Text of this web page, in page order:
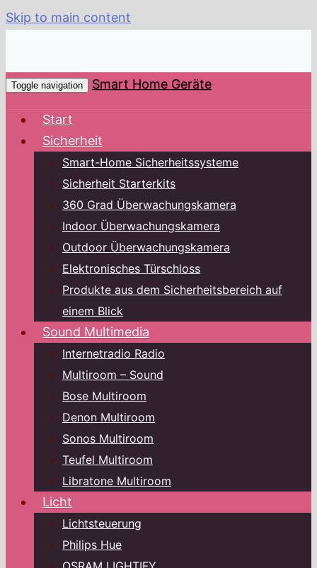
Skip to main content
Toggle navigation Smart Home Geräte
Start
Sicherheit
Smart-Home Sicherheitssysteme
Sicherheit Starterkits
360 Grad Überwachungskamera
Indoor Überwachungskamera
Outdoor Überwachungskamera
Elektronisches Türschloss
Produkte aus dem Sicherheitsbereich auf
einem Blick
Sound Multimedia
Internetradio Radio
Multiroom – Sound
Bose Multiroom
Denon Multiroom
Sonos Multiroom
Teufel Multiroom
Libratone Multiroom
Licht
Lichtsteuerung
Philips Hue